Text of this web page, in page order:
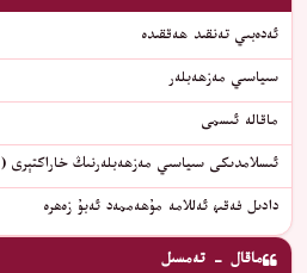
ئەدەبىي تەنقىد ھەققىدە
سىياسىي مەزھەبلەر
ماقالە ئىسمى
ئىسلامدىكى سىياسىي مەزھەبلەرنىڭ خاراكتېرى (1) شىئ…
دادىل فەقىھ ئەللامە مۇھەممەد ئەبۇ زەھرە
ماقال - تەمسىل